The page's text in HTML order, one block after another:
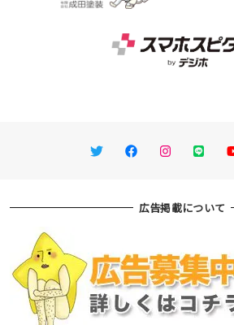
TwitterFacebookInstagram
LINE
広告掲載について